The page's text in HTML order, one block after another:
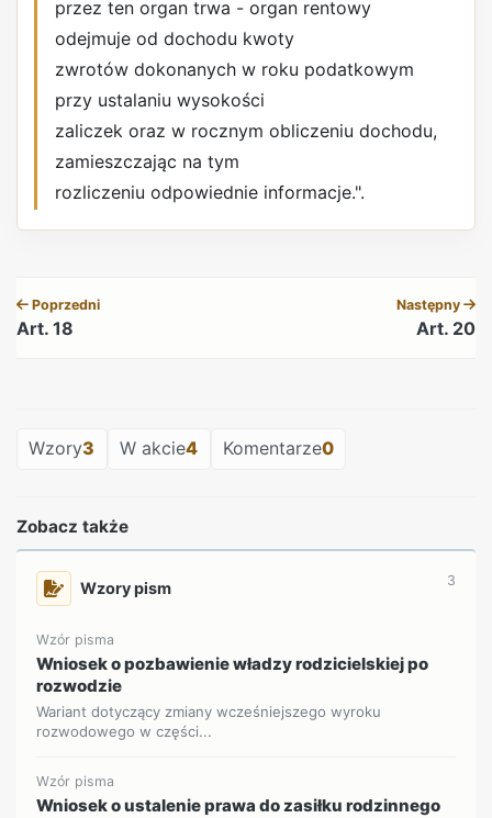
przez ten organ trwa - organ rentowy
odejmuje od dochodu kwoty
zwrotów dokonanych w roku podatkowym
przy ustalaniu wysokości
zaliczek oraz w rocznym obliczeniu dochodu,
zamieszczając na tym
rozliczeniu odpowiednie informacje.".
Poprzedni
Art. 18
Następny
Art. 20
Wzory3 W akcie4 Komentarze0
Zobacz także
Wzory pism 3
Wzór pisma
Wniosek o pozbawienie władzy rodzicielskiej po
rozwodzie
Wariant dotyczący zmiany wcześniejszego wyroku
rozwodowego w części...
Wzór pisma
Wniosek o ustalenie prawa do zasiłku rodzinnego